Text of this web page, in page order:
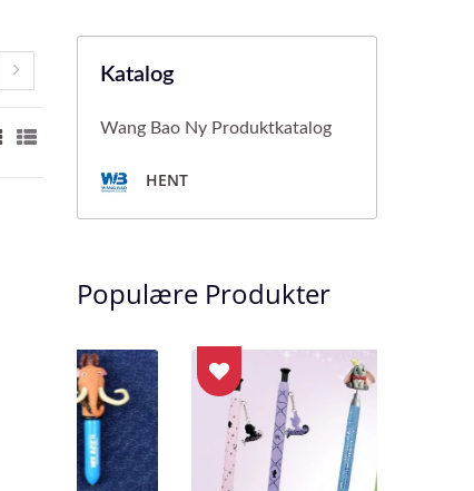
Katalog
Wang Bao Ny Produktkatalog
HENT
Populære Produkter